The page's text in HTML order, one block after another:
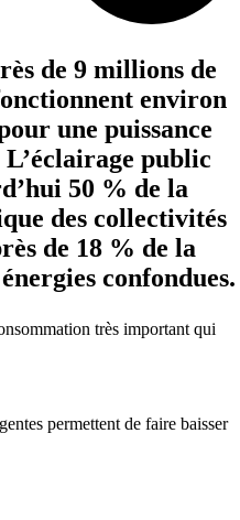
de 9 millions de
environ
une puissance
public
50 % de la
des collectivités
de 18 % de la
confondues.
très important qui
permettent de faire baisser